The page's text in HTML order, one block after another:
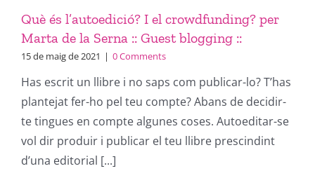
Què és l’autoedició? I el crowdfunding? per
Marta de la Serna :: Guest blogging ::
15 de maig de 2021 | 0 Comments
Has escrit un llibre i no saps com publicar-lo? T’has
plantejat fer-ho pel teu compte? Abans de decidir-
te tingues en compte algunes coses. Autoeditar-se
vol dir produir i publicar el teu llibre prescindint
d’una editorial [...]